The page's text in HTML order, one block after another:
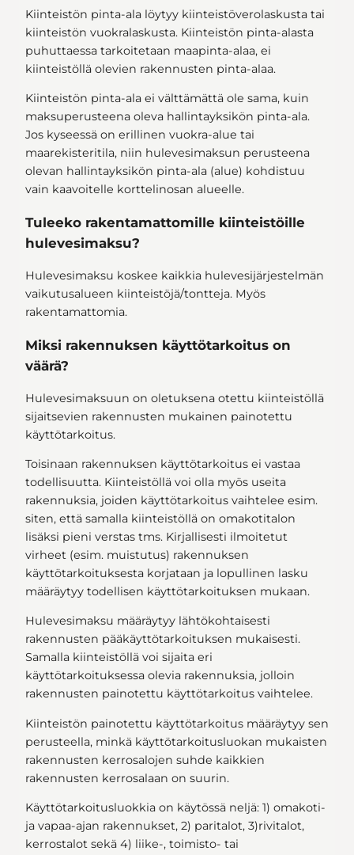
Kiinteistön pinta-ala löytyy kiinteistöverolaskusta tai
kiinteistön vuokralaskusta. Kiinteistön pinta-alasta
puhuttaessa tarkoitetaan maapinta-alaa, ei
kiinteistöllä olevien rakennusten pinta-alaa.
Kiinteistön pinta-ala ei välttämättä ole sama, kuin
maksuperusteena oleva hallintayksikön pinta-ala.
Jos kyseessä on erillinen vuokra-alue tai
maarekisteritila, niin hulevesimaksun perusteena
olevan hallintayksikön pinta-ala (alue) kohdistuu
vain kaavoitelle korttelinosan alueelle.
Tuleeko rakentamattomille kiinteistöille
hulevesimaksu?
Hulevesimaksu koskee kaikkia hulevesijärjestelmän
vaikutusalueen kiinteistöjä/tontteja. Myös
rakentamattomia.
Miksi rakennuksen käyttötarkoitus on
väärä?
Hulevesimaksuun on oletuksena otettu kiinteistöllä
sijaitsevien rakennusten mukainen painotettu
käyttötarkoitus.
Toisinaan rakennuksen käyttötarkoitus ei vastaa
todellisuutta. Kiinteistöllä voi olla myös useita
rakennuksia, joiden käyttötarkoitus vaihtelee esim.
siten, että samalla kiinteistöllä on omakotitalon
lisäksi pieni verstas tms. Kirjallisesti ilmoitetut
virheet (esim. muistutus) rakennuksen
käyttötarkoituksesta korjataan ja lopullinen lasku
määräytyy todellisen käyttötarkoituksen mukaan.
Hulevesimaksu määräytyy lähtökohtaisesti
rakennusten pääkäyttötarkoituksen mukaisesti.
Samalla kiinteistöllä voi sijaita eri
käyttötarkoituksessa olevia rakennuksia, jolloin
rakennusten painotettu käyttötarkoitus vaihtelee.
Kiinteistön painotettu käyttötarkoitus määräytyy sen
perusteella, minkä käyttötarkoitusluokan mukaisten
rakennusten kerrosalojen suhde kaikkien
rakennusten kerrosalaan on suurin.
Käyttötarkoitusluokkia on käytössä neljä: 1) omakoti-
ja vapaa-ajan rakennukset, 2) paritalot, 3)rivitalot,
kerrostalot sekä 4) liike-, toimisto- tai